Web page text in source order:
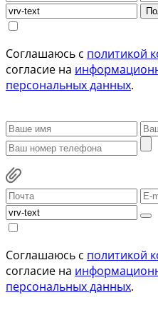
Соглашаюсь с политикой
согласие на
персональных данных.
Соглашаюсь с политикой
согласие на
персональных данных.